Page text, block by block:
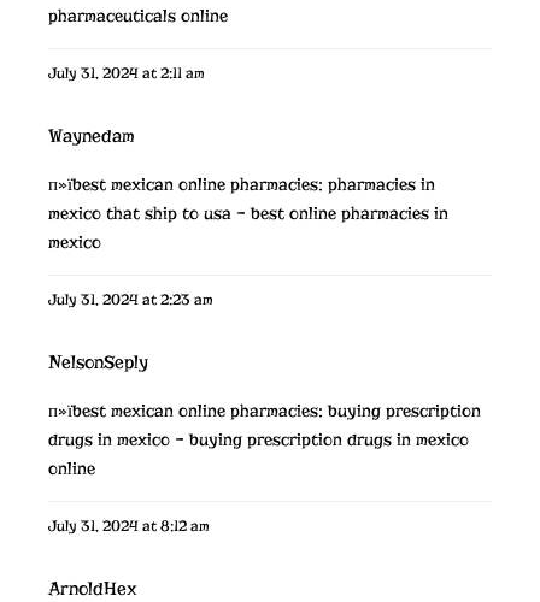
pharmaceuticals online
July 31, 2024 at 2:11 am
Waynedam
п»їbest mexican online pharmacies: pharmacies in
mexico that ship to usa – best online pharmacies in
mexico
July 31, 2024 at 2:23 am
NelsonSeply
п»їbest mexican online pharmacies:buying prescription
drugs in mexico – buying prescription drugs in mexico
online
July 31, 2024 at 8:12 am
ArnoldHex